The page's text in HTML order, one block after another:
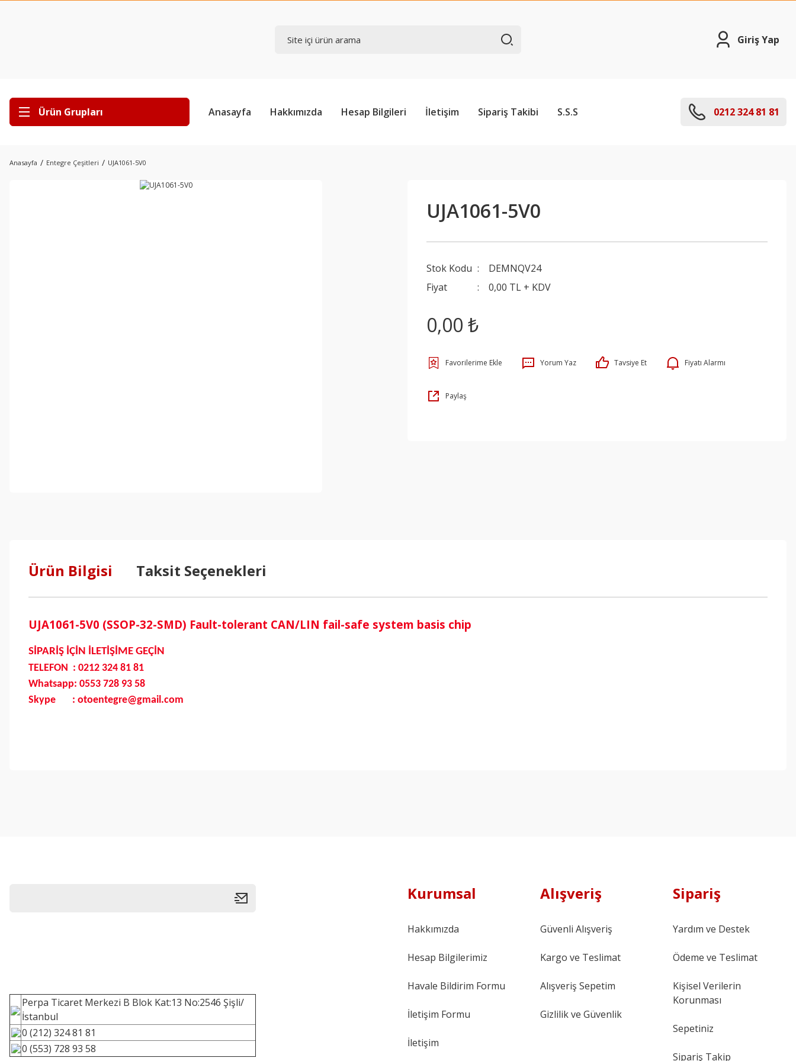
Giriş Yap
Ürün Grupları Anasayfa Hakkımızda Hesap Bilgileri İletişim Sipariş Takibi S.S.S 0212 324 81 81
Anasayfa Entegre Çeşitleri UJA1061-5V0
UJA1061-5V0
Stok Kodu
DEMNQV24
Fiyat
0,00 TL + KDV
0,00 ₺
Yorum Yaz Tavsiye Et Fiyatı Alarmı
Paylaş
Ürün Bilgisi Taksit Seçenekleri
UJA1061-5V0 (SSOP-32-SMD) Fault-tolerant CAN/LIN fail-safe system basis chip
SİPARİŞ İÇİN İLETİŞİME GEÇİN
TELEFON : 0212 324 81 81
Whatsapp: 0553 728 93 58
Skype : otoentegre@gmail.com
Perpa Ticaret Merkezi B Blok Kat:13 No:2546 Şişli/
İstanbul
0 (212) 324 81 81
0 (553) 728 93 58
Kurumsal
Hakkımızda
Hesap Bilgilerimiz
Havale Bildirim Formu
İletişim Formu
İletişim
Alışveriş
Güvenli Alışveriş
Kargo ve Teslimat
Alışveriş Sepetim
Gizlilik ve Güvenlik
Sipariş
Yardım ve Destek
Ödeme ve Teslimat
Kişisel Verilerin
Korunması
Sepetiniz
Sipariş Takip